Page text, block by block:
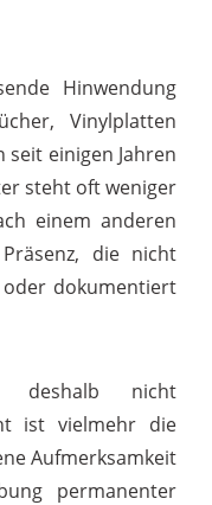
Hinwendung
Vinylplatten
einigen Jahren
steht oft weniger
einem anderen
die nicht
dokumentiert
deshalb nicht
ist vielmehr die
Aufmerksamkeit
permanenter